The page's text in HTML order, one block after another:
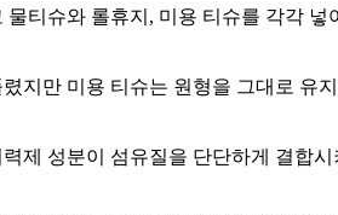
티슈와 롤휴지, 미용 티슈를 각각 넣
지만 미용 티슈는 원형을 그대로 유
제 성분이 섬유질을 단단하게 결합시